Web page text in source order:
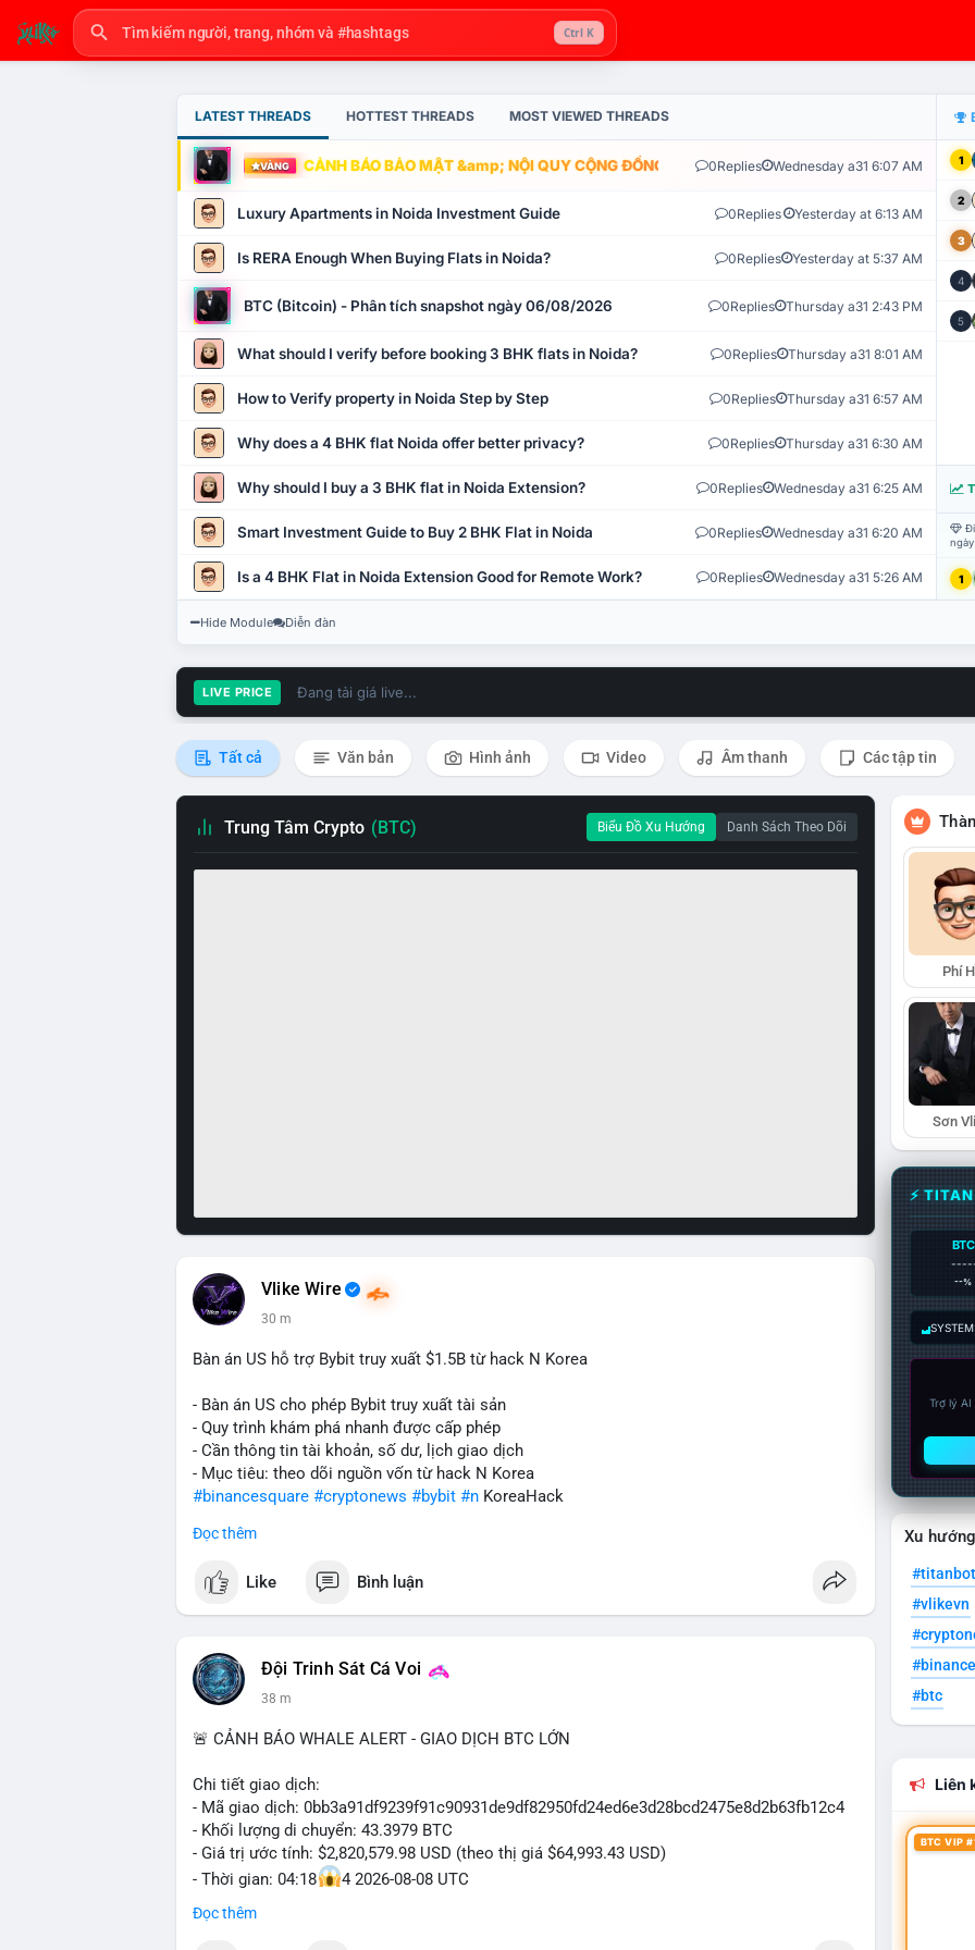
Ctrl K
LATEST THREADS HOTTEST THREADS MOST VIEWED THREADS
VÀNG CẢNH BÁO BẢO MẬT &amp; NỘI QUY CỘNG ĐỒNG VLIKE.VN: HỆ THỐNG GIÁM SÁT TỰ
0Replies Wednesday a31 6:07 AM
Luxury Apartments in Noida Investment Guide 0Replies Yesterday at 6:13 AM
Is RERA Enough When Buying Flats in Noida? 0Replies Yesterday at 5:37 AM
BTC (Bitcoin) - Phân tích snapshot ngày 06/08/2026 0Replies Thursday a31 2:43 PM
What should I verify before booking 3 BHK flats in Noida? 0Replies Thursday a31 8:01 AM
How to Verify property in Noida Step by Step 0Replies Thursday a31 6:57 AM
Why does a 4 BHK flat Noida offer better privacy? 0Replies Thursday a31 6:30 AM
Why should I buy a 3 BHK flat in Noida Extension? 0Replies Wednesday a31 6:25 AM
Smart Investment Guide to Buy 2 BHK Flat in Noida 0Replies Wednesday a31 6:20 AM
Is a 4 BHK Flat in Noida Extension Good for Remote Work? 0Replies Wednesday a31 5:26 AM
1
2
3
4
5
1
Hide Module Diễn đàn
LIVE PRICE Đang tải giá live...
Tất cả Văn bản Hình ảnh Video Âm thanh Các tập tin
Trung Tâm Crypto (BTC) Biểu Đồ Xu Hướng Danh Sách Theo Dõi
Vlike Wire
30 m
Bàn án US hỗ trợ Bybit truy xuất $1.5B từ hack N Korea
- Bàn án US cho phép Bybit truy xuất tài sản
- Quy trình khám phá nhanh được cấp phép
- Cần thông tin tài khoản, số dư, lịch giao dịch
- Mục tiêu: theo dõi nguồn vốn từ hack N Korea
#binancesquare #cryptonews #bybit #n KoreaHack
$btc $eth
#vlikevn #titanbot
Đọc thêm
Like Bình luận
Đội Trinh Sát Cá Voi
38 m
🚨 CẢNH BÁO WHALE ALERT - GIAO DỊCH BTC LỚN
Chi tiết giao dịch:
- Mã giao dịch: 0bb3a91df9239f91c90931de9df82950fd24ed6e3d28bcd2475e8d2b63fb12c4
- Khối lượng di chuyển: 43.3979 BTC
- Giá trị ước tính: $2,820,579.98 USD (theo thị giá $64,993.43 USD)
- Thời gian: 04:18
4 2026-08-08 UTC
Nhận định phân tích hành vi của Cá voi dựa trên giao dịch này: Khối lượng 43.3979 BTC
Đọc thêm
Phí
Sơn
⚡
BTC
--%
Trợ lý
Xu
#titanbot
#vlikevn
#btc
Liên
BTC VIP